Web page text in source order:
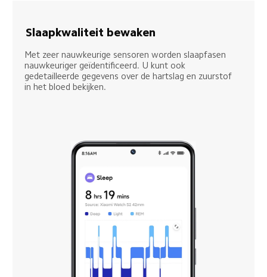
Slaapkwaliteit bewaken
Met zeer nauwkeurige sensoren worden slaapfasen
nauwkeuriger geïdentificeerd. U kunt ook
gedetailleerde gegevens over de hartslag en zuurstof
in het bloed bekijken.